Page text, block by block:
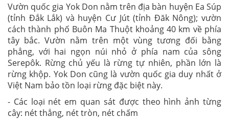
Vườn quốc gia Yok Don nằm trên địa bàn huyện Ea Súp
(tỉnh Đắk Lắk) và huyện Cư Jút (tỉnh Đăk Nông); vườn
cách thành phố Buôn Ma Thuột khoảng 40 km về phía
tây bắc. Vườn nằm trên một vùng tương đối bằng
phẳng, với hai ngọn núi nhỏ ở phía nam của sông
Serepôk. Rừng chủ yếu là rừng tự nhiên, phần lớn là
rừng khộp. Yok Don cũng là vườn quốc gia duy nhất ở
Việt Nam bảo tồn loại rừng đặc biệt này.
- Các loại nét em quan sát được theo hình ảnh từng
cây: nét thẳng, nét tròn, nét chấm